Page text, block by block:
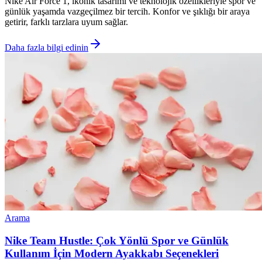
günlük yaşamda vazgeçilmez bir tercih. Konfor ve şıklığı bir araya
getirir, farklı tarzlara uyum sağlar.
Daha fazla bilgi edinin
Arama
Nike Team Hustle: Çok Yönlü Spor ve Günlük
Kullanım İçin Modern Ayakkabı Seçenekleri